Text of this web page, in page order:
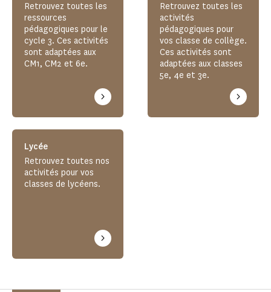
Retrouvez toutes les
ressources
pédagogiques pour le
cycle 3. Ces activités
sont adaptées aux
CM1, CM2 et 6e.
Retrouvez toutes les
activités
pédagogiques pour
vos classe de collège.
Ces activités sont
adaptées aux classes
5e, 4e et 3e.
Lycée
Retrouvez toutes nos
activités pour vos
classes de lycéens.